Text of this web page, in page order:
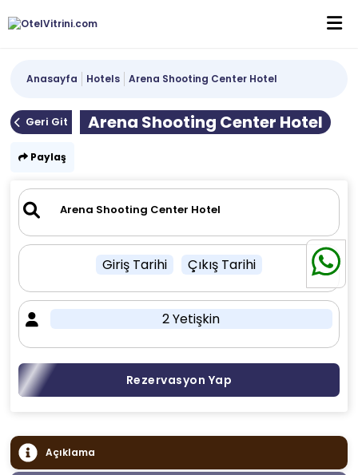
Anasayfa Hotels Arena Shooting Center Hotel
Geri Git Arena Shooting Center Hotel
Paylaş
Giriş Tarihi Çıkış Tarihi
2 Yetişkin
Rezervasyon Yap
Açıklama